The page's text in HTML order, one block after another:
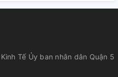
Tế Ủy ban nhân dân Quận 5